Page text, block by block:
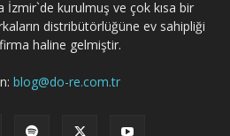
İzmir`de kurulmuş ve çok kısa bir
distribütörlüğüne ev sahipliği
haline gelmiştir.
blog@do-re.com.tr